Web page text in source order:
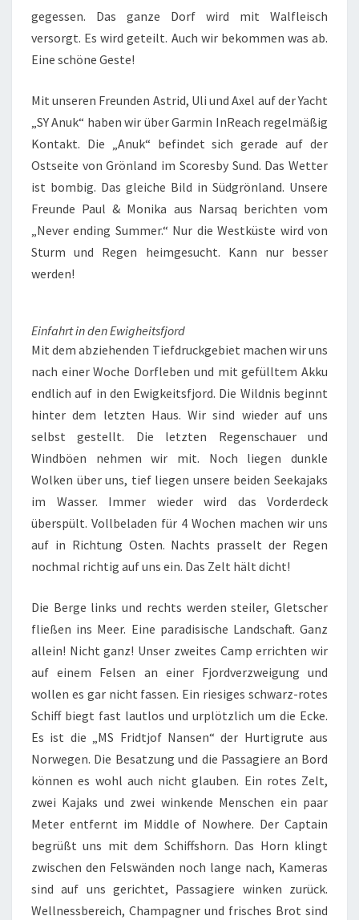
gegessen. Das ganze Dorf wird mit Walfleisch
versorgt. Es wird geteilt. Auch wir bekommen was ab.
Eine schöne Geste!
Mit unseren Freunden Astrid, Uli und Axel auf der Yacht
„SY Anuk“ haben wir über Garmin InReach regelmäßig
Kontakt. Die „Anuk“ befindet sich gerade auf der
Ostseite von Grönland im Scoresby Sund. Das Wetter
ist bombig. Das gleiche Bild in Südgrönland. Unsere
Freunde Paul & Monika aus Narsaq berichten vom
„Never ending Summer.“ Nur die Westküste wird von
Sturm und Regen heimgesucht. Kann nur besser
werden!
Einfahrt in den Ewigheitsfjord
Mit dem abziehenden Tiefdruckgebiet machen wir uns
nach einer Woche Dorfleben und mit gefülltem Akku
endlich auf in den Ewigkeitsfjord. Die Wildnis beginnt
hinter dem letzten Haus. Wir sind wieder auf uns
selbst gestellt. Die letzten Regenschauer und
Windböen nehmen wir mit. Noch liegen dunkle
Wolken über uns, tief liegen unsere beiden Seekajaks
im Wasser. Immer wieder wird das Vorderdeck
überspült. Vollbeladen für 4 Wochen machen wir uns
auf in Richtung Osten. Nachts prasselt der Regen
nochmal richtig auf uns ein. Das Zelt hält dicht!
Die Berge links und rechts werden steiler, Gletscher
fließen ins Meer. Eine paradisische Landschaft. Ganz
allein! Nicht ganz! Unser zweites Camp errichten wir
auf einem Felsen an einer Fjordverzweigung und
wollen es gar nicht fassen. Ein riesiges schwarz-rotes
Schiff biegt fast lautlos und urplötzlich um die Ecke.
Es ist die „MS Fridtjof Nansen“ der Hurtigrute aus
Norwegen. Die Besatzung und die Passagiere an Bord
können es wohl auch nicht glauben. Ein rotes Zelt,
zwei Kajaks und zwei winkende Menschen ein paar
Meter entfernt im Middle of Nowhere. Der Captain
begrüßt uns mit dem Schiffshorn. Das Horn klingt
zwischen den Felswänden noch lange nach, Kameras
sind auf uns gerichtet, Passagiere winken zurück.
Wellnessbereich, Champagner und frisches Brot sind